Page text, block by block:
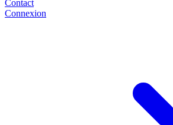
Contact
Connexion